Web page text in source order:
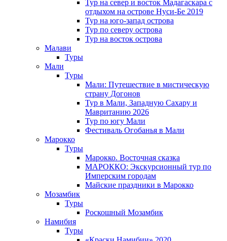
Тур на север и восток Мадагаскара с
отдыхом на острове Нуси-Бе 2019
Тур на юго-запад острова
Тур по северу острова
Тур на восток острова
Малави
Туры
Мали
Туры
Мали: Путешествие в мистическую
страну Догонов
Тур в Мали, Западную Сахару и
Мавританию 2026
Тур по югу Мали
Фестиваль Огобанья в Мали
Марокко
Туры
Марокко. Восточная сказка
МАРОККО: Экскурсионный тур по
Имперским городам
Майские праздники в Марокко
Мозамбик
Туры
Роскошный Мозамбик
Намибия
Туры